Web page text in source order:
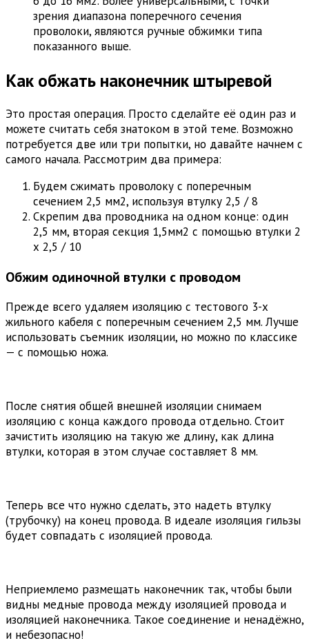
зрения диапазона поперечного сечения
проволоки, являются ручные обжимки типа
показанного выше.
Как обжать наконечник штыревой
Это простая операция. Просто сделайте её один раз и
можете считать себя знатоком в этой теме. Возможно
потребуется две или три попытки, но давайте начнем с
самого начала. Рассмотрим два примера:
Будем сжимать проволоку с поперечным
сечением 2,5 мм2, используя втулку 2,5 / 8
Скрепим два проводника на одном конце: один
2,5 мм, вторая секция 1,5мм2 с помощью втулки 2
х 2,5 / 10
Обжим одиночной втулки с проводом
Прежде всего удаляем изоляцию с тестового 3-х
жильного кабеля с поперечным сечением 2,5 мм. Лучше
использовать съемник изоляции, но можно по классике
— с помощью ножа.
После снятия общей внешней изоляции снимаем
изоляцию с конца каждого провода отдельно. Стоит
зачистить изоляцию на такую ​​же длину, как длина
втулки, которая в этом случае составляет 8 мм.
Теперь все что нужно сделать, это надеть втулку
(трубочку) на конец провода. В идеале изоляция гильзы
будет совпадать с изоляцией провода.
Неприемлемо размещать наконечник так, чтобы были
видны медные провода между изоляцией провода и
изоляцией наконечника. Такое соединение и ненадёжно,
и небезопасно!